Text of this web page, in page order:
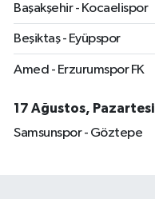
Başakşehir - Kocaelispor
Beşiktaş - Eyüpspor
Amed - Erzurumspor FK
17 Ağustos, Pazartesi
Samsunspor - Göztepe